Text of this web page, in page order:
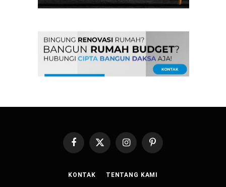
FacebookX
(Twitter)
InstagramPinterest
KONTAK TENTANG KAMI